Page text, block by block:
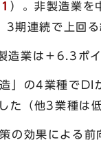
）。非製造業を
期連続で上回る
造業は＋6.3ポ
」の4業種でDI
た（他3業種は低
の効果による